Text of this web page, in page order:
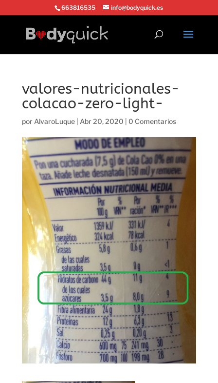
663816535 info@bodyquick.es
valores-nutricionales-
colacao-zero-light-
por AlvaroLuque| Abr 20, 2020 0 Comentarios